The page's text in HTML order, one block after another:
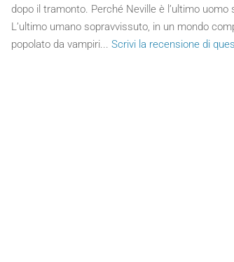
dopo il tramonto. Perché Neville è l’ultimo uomo
L’ultimo umano sopravvissuto, in un mondo
popolato da vampiri... Scrivi la recensione di